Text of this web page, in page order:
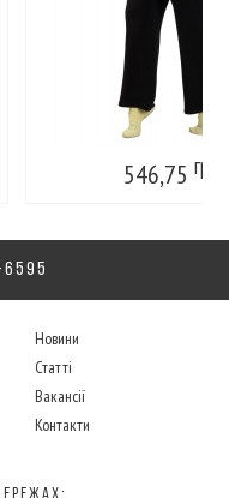
546,75 грн
Новини
Статті
Вакансії
Контакти